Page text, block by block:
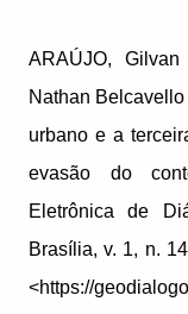
ARAÚJO,
Nathan
urbano e a
evasão do
Eletrônica de
Brasília, v. 1, n.
<https://